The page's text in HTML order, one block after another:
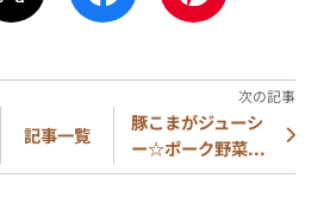
記事一覧
豚こまがジューシ
ー☆ポーク野菜...